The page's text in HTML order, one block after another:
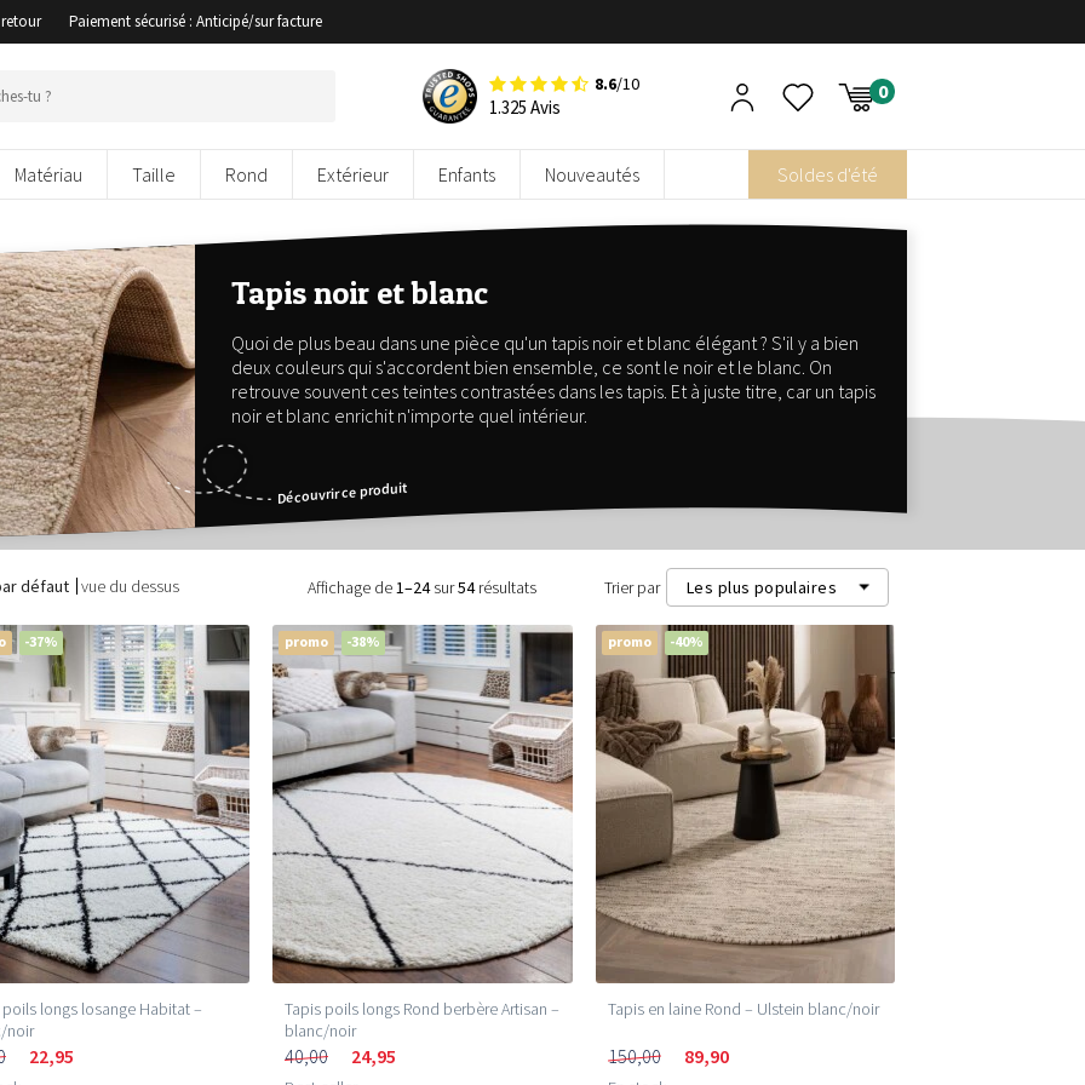
Paiement sécurisé : Anticipé/sur facture
8.6/10
1.325 Avis
Matériau Taille Rond Extérieur Enfants Nouveautés Soldes d'été
Tapis noir et blanc
Quoi de plus beau dans une pièce qu'un tapis noir et blanc élégant ? S'il y a bien
deux couleurs qui s'accordent bien ensemble, ce sont le noir et le blanc. On
retrouve souvent ces teintes contrastées dans les tapis. Et à juste titre, car un tapis
noir et blanc enrichit n'importe quel intérieur.
Découvrir ce produit
défaut vue du dessus Affichage de1–24sur54résultats Trier par Les plus populaires
Les plus récents
Prix les plus bas (m²)
Prix les plus élevés (m²)
-37%
poils longs losange Habitat –
noir
22,95
promo -38%
Tapis poils longs Rond berbère Artisan –
blanc/noir
40,00 24,95
promo -40%
Tapis en laine Rond – Ulstein blanc/noir
150,00 89,90